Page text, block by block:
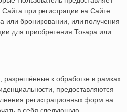
при регистрации на Сайте
или бронировании, или получения
для приобретения Товара или
к обработке в рамках
предоставляются
регистрационных форм на
в себя следующую